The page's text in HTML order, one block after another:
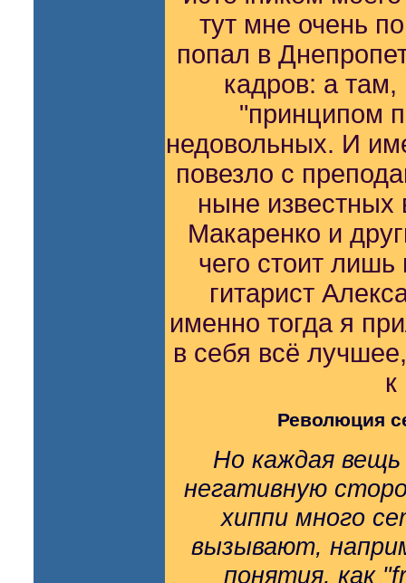
тут мне очень
попал в
кадров: а там,
"принципом
недовольных. И
повезло с
ныне
Макаренко и
чего стоит
гитарист
именно тогда я
в себя всё
Революция
Но каждая
негативную
хиппи много
вызывают,
понятия, как